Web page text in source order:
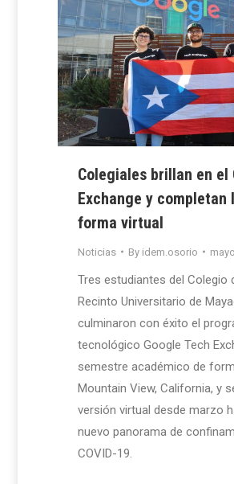
Colegiales brillan en el
Exchange y completan
forma virtual
Noticias By idem.osorio
Tres estudiantes del Colegio
Recinto Universitario de
culminaron con éxito el
tecnológico Google Tech
semestre académico de
Mountain View, California, y
versión virtual desde marzo
nuevo panorama de
COVID-19.